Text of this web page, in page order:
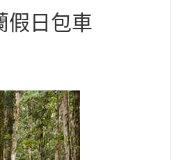
假日包車